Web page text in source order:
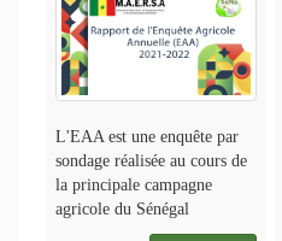
L'EAA est une enquête par
sondage réalisée au cours de
la principale campagne
agricole du Sénégal